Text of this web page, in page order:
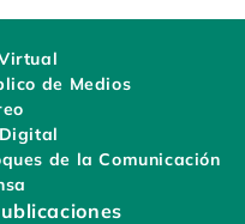
de Medios
de la Comunicación